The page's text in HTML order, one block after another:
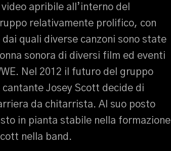
apribile all’interno del
relativamente prolifico, con
quali diverse canzoni sono state
sonora di diversi film ed eventi
Nel 2012 il futuro del gruppo
Josey Scott decide di
da chitarrista. Al suo posto
in pianta stabile nella formazione
nella band.